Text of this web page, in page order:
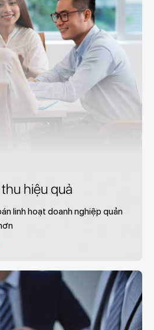
hiệu quả
linh hoạt doanh nghiệp quản